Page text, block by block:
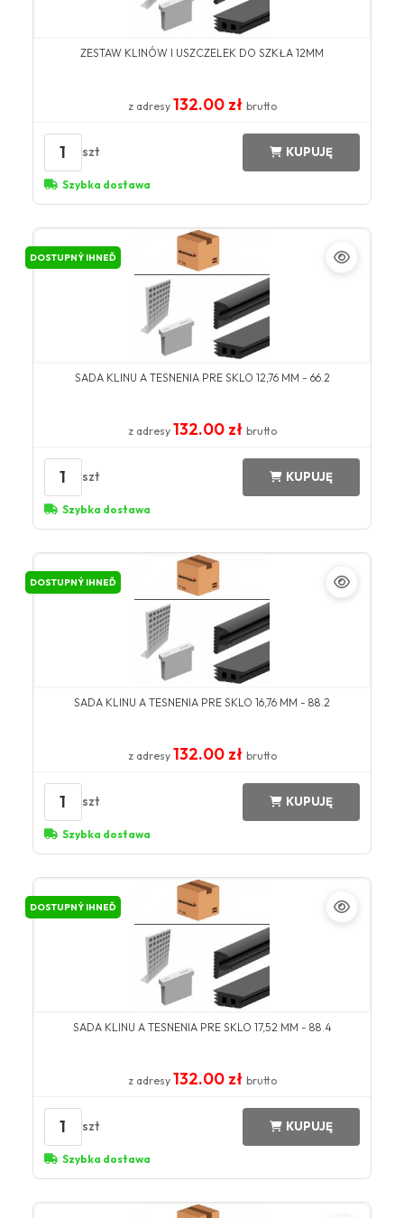
ZESTAW KLINÓW I USZCZELEK DO SZKŁA 12MM
z adresy 132.00 zł brutto
1 szt KUPUJĘ
Szybka dostawa
DOSTUPNÝ IHNEĎ
SADA KLINU A TESNENIA PRE SKLO 12,76 MM - 66.2
z adresy 132.00 zł brutto
1 szt KUPUJĘ
Szybka dostawa
DOSTUPNÝ IHNEĎ
SADA KLINU A TESNENIA PRE SKLO 16,76 MM - 88.2
z adresy 132.00 zł brutto
1 szt KUPUJĘ
Szybka dostawa
DOSTUPNÝ IHNEĎ
SADA KLINU A TESNENIA PRE SKLO 17,52 MM - 88.4
z adresy 132.00 zł brutto
1 szt KUPUJĘ
Szybka dostawa